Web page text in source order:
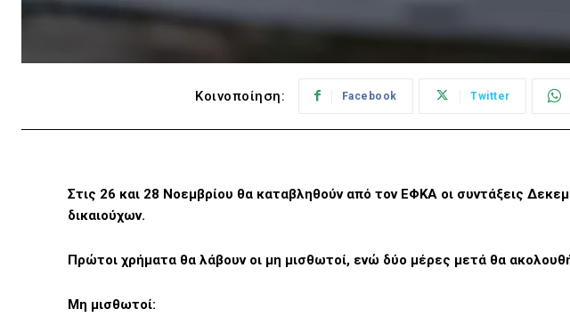
Κοινοποίηση: Facebook Twitter
Στις 26 και 28 Νοεμβρίου θα καταβληθούν από τον ΕΦΚΑ οι συντάξεις
δικαιούχων.
Πρώτοι χρήματα θα λάβουν οι μη μισθωτοί, ενώ δύο μέρες μετά θα
Μη μισθωτοί: